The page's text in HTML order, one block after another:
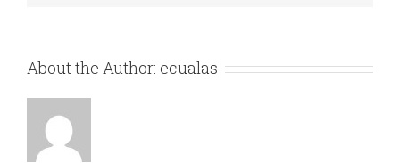
About the Author: ecualas